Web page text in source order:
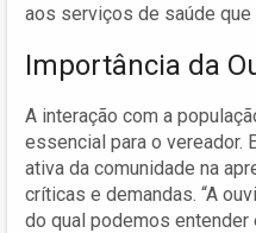
aos serviços de saúde que
Importância da
A interação com a
essencial para o vereador.
ativa da comunidade na
críticas e demandas. “A
do qual podemos